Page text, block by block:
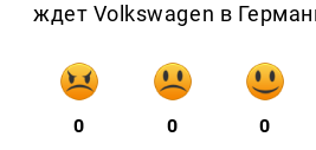
ждет Volkswagen в
0 0 0